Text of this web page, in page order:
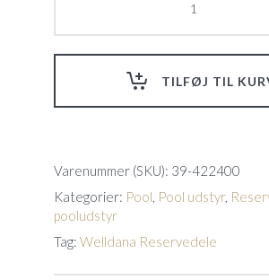
quantity
TILFØJ TIL
Varenummer (SKU): 39-422400
Kategorier: Pool Pool udstyr,
pooludstyr
Tag: Welldana Reservedele